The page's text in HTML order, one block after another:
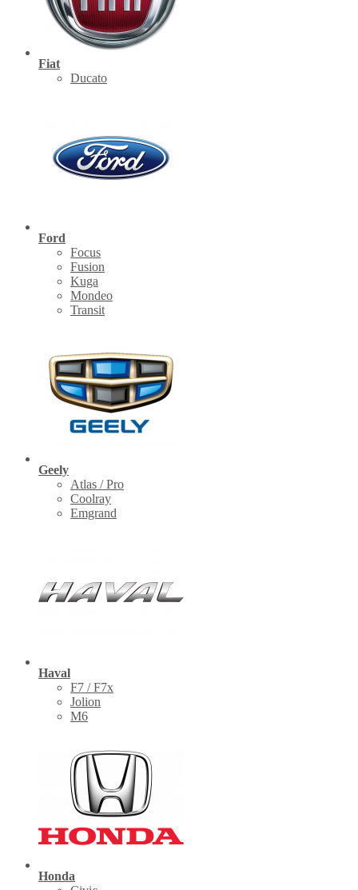
Fiat
Ducato
Ford
Focus
Fusion
Kuga
Mondeo
Transit
Geely
Atlas / Pro
Coolray
Emgrand
Haval
F7 / F7x
Jolion
M6
Honda